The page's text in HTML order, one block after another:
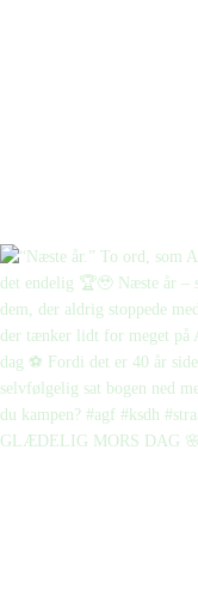
GLÆDELIG MORS DAG